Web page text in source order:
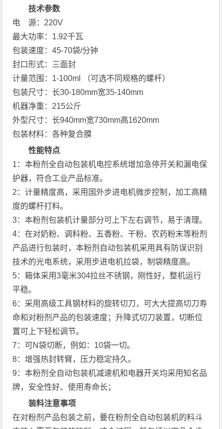
技术参数
电 源：220V
最大功率：1.92千瓦
包装速度：45-70袋/分钟
封口形式：三面封
计量范围：1-100ml （可选不同规格的螺杆）
包装尺寸：长30-180mm宽35-140mm
机器净重：215公斤
外型尺寸：长940mm宽730mm高1620mm
包装材料：各种复合膜
性能特点
1：本粉剂全自动包装机电控系统增加急停开关和漏电保
护器，符合工业产品标准。
2：计量精度高，采用国外步进电机微步控制，加工高精
度的螺杆打料。
3：本粉剂包装机计量部分可上下左右调节，易于清理。
4：在对奶粉、调料粉、五香粉、干粉、农药粉末等粉剂
产品进行包装时，本粉剂自动包装机采用具有防误识别
技术的光电系统，采用步进电机拉袋，制袋精度高。
5：箱体采用3毫米304拉丝不锈钢，刚性好，整机运行
平稳。
6：采用高级工具钢材料的旋转切刀，可大大提高切刀寿
命和对粉剂产品的包装速度；升降式切刀装置，切断位
置可上下轻松调节。
7：可N袋切断，例如：10袋一切。
8：增强热封转臂，压力稳定持久。
9：本粉剂全自动包装机减速机和电器开关均采用知名品
牌，安全性好、使用寿命长；
装料注意事项
在对粉剂产品包装之前，要在粉剂全自动包装机的料斗